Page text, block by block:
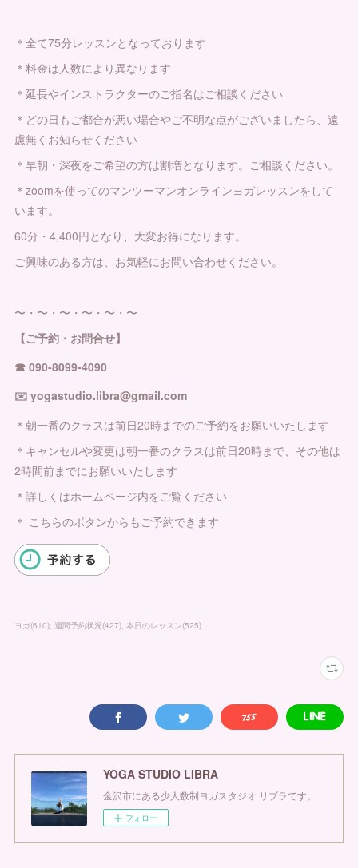
＊全て75分レッスンとなっております
＊料金は人数により異なります
＊延長やインストラクターのご指名はご相談ください
＊どの日もご都合が悪い場合やご不明な点がございましたら、遠
慮無くお知らせください
＊早朝・深夜をご希望の方は割増となります。ご相談ください。
＊zoomを使ってのマンツーマンオンラインヨガレッスンをして
います。
60分・4,400円となり、大変お得になります。
ご興味のある方は、お気軽にお問い合わせください。
〜・〜・〜・〜・〜・〜
【ご予約・お問合せ】
☎︎ 090-8099-4090
✉️ yogastudio.libra@gmail.com
＊朝一番のクラスは前日20時までのご予約をお願いいたします
＊キャンセルや変更は朝一番のクラスは前日20時まで、その他は
2時間前までにお願いいたします
＊詳しくはホームページ内をご覧ください
＊ こちらのボタンからもご予約できます
ヨガ(610) 週間予約状況 (427) 本日のレッスン(525)
YOGA STUDIO LIBRA
金沢市にある少人数制ヨガスタジオ リブラです。
フォロー